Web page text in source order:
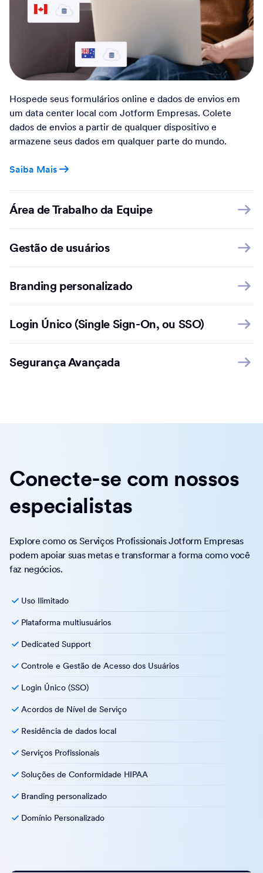
Hospede seus formulários online e dados de envios em
um data center local com Jotform Empresas. Colete
dados de envios a partir de qualquer dispositivo e
armazene seus dados em qualquer parte do mundo.
Saiba Mais
Área de Trabalho da Equipe
Gestão de usuários
Branding personalizado
Login Único (Single Sign-On, ou SSO)
Segurança Avançada
Conecte-se com nossos
especialistas
Explore como os Serviços Profissionais Jotform Empresas
podem apoiar suas metas e transformar a forma como você
faz negócios.
Uso Ilimitado
Plataforma multiusuários
Dedicated Support
Controle e Gestão de Acesso dos Usuários
Login Único (SSO)
Acordos de Nível de Serviço
Residência de dados local
Serviços Profissionais
Soluções de Conformidade HIPAA
Branding personalizado
Domínio Personalizado